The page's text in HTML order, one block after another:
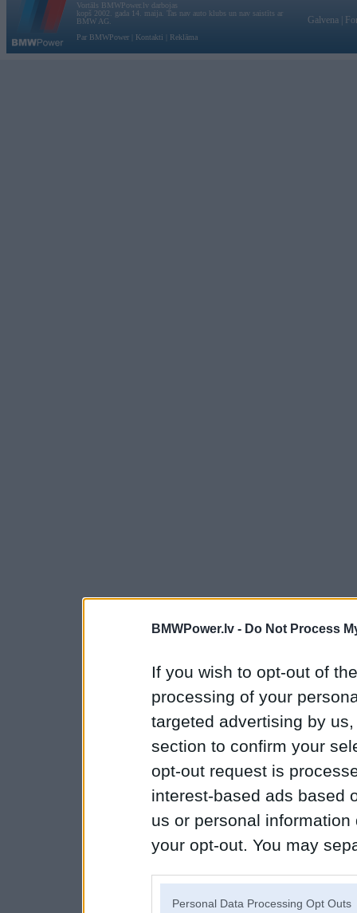
BMWPower.lv - Do Not Process
If you wish to opt-out of
processing of your
targeted advertising by
section to confirm your
opt-out request is
interest-based ads based
us or personal
your opt-out. You may
Personal Data Processing Opt Outs
Vortāls BMWPower.lv darbojas
kopš 2002. gada 14. maija. Tas nav auto klubs un nav saistīts ar
BMW AG.
Par BMWPower
Kontakti Reklāma
Galvena